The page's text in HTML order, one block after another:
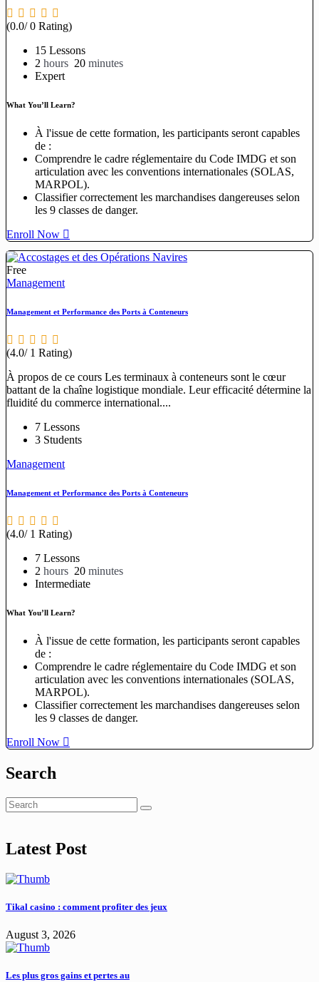
(0.0/ 0 Rating)
15 Lessons
2 hours 20 minutes
Expert
What You’ll Learn?
À l'issue de cette formation, les participants seront capables
de :
Comprendre le cadre réglementaire du Code IMDG et son
articulation avec les conventions internationales (SOLAS,
MARPOL).
Classifier correctement les marchandises dangereuses selon
les 9 classes de danger.
Enroll Now
Free
Management
Management et Performance des Ports à Conteneurs
(4.0/ 1 Rating)
À propos de ce cours Les terminaux à conteneurs sont le cœur
battant de la chaîne logistique mondiale. Leur efficacité détermine la
fluidité du commerce international....
7 Lessons
3 Students
Management
Management et Performance des Ports à Conteneurs
(4.0/ 1 Rating)
7 Lessons
2 hours 20 minutes
Intermediate
What You’ll Learn?
À l'issue de cette formation, les participants seront capables
de :
Comprendre le cadre réglementaire du Code IMDG et son
articulation avec les conventions internationales (SOLAS,
MARPOL).
Classifier correctement les marchandises dangereuses selon
les 9 classes de danger.
Enroll Now
Search
Latest Post
Tikal casino : comment profiter des jeux
August 3, 2026
Les plus gros gains et pertes au